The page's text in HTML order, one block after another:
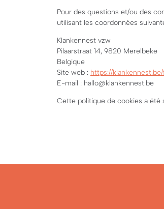
Pour des questions et/ou des
utilisant les coordonnées
Klankennest vzw
Pilaarstraat 14, 9820 Merelbeke
Belgique
Site web : https://
E-mail : hallo@klankennest.be
Cette politique de cookies a été